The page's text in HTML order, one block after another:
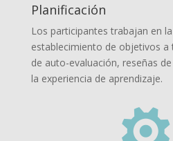
Planificación
Los participantes trabajan en
establecimiento de objetivos a
de auto-evaluación, reseñas
la experiencia de aprendizaje.